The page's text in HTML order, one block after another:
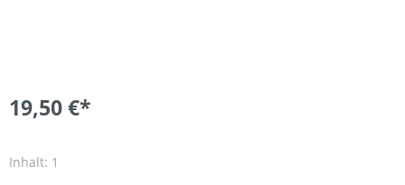
19,50 €*
Inhalt: 1